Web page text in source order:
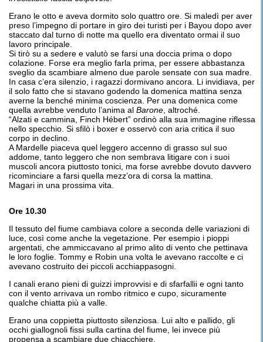
Erano le otto e aveva dormito solo quattro ore. Si maledì per aver
preso l’impegno di portare in giro dei turisti per i Bayou dopo aver
staccato dal turno di notte ma quello era diventato ormai il suo
lavoro principale.
Si tirò su a sedere e valutò se farsi una doccia prima o dopo
colazione. Forse era meglio farla prima, per essere abbastanza
sveglio da scambiare almeno due parole sensate con sua madre.
In casa c’era silenzio, i ragazzi dormivano ancora. Li invidiava, per
il solo fatto che si stavano godendo la domenica mattina senza
averne la benché minima coscienza. Per una domenica come
quella avrebbe venduto l’anima al Barone , altroché.
“Alzati e cammina, Finch Hébert” ordinò alla sua immagine riflessa
nello specchio. Si sfilò i boxer e osservò con aria critica il suo
corpo in declino.
A Mardelle piaceva quel leggero accenno di grasso sul suo
addome, tanto leggero che non sembrava litigare con i suoi
muscoli ancora piuttosto tonici, ma forse avrebbe dovuto davvero
ricominciare a farsi quella mezz’ora di corsa la mattina.
Magari in una prossima vita.
Ore 10.30
Il tessuto del fiume cambiava colore a seconda delle variazioni di
luce, così come anche la vegetazione. Per esempio i pioppi
argentati, che ammiccavano al primo alito di vento che pettinava
le loro foglie. Tommy e Robin una volta le avevano raccolte e ci
avevano costruito dei piccoli acchiappasogni.
I canali erano pieni di guizzi improvvisi e di sfarfallii e ogni tanto
con il vento arrivava un rombo ritmico e cupo, sicuramente
qualche chiatta più a valle.
Erano una coppietta piuttosto silenziosa. Lui alto e pallido, gli
occhi giallognoli fissi sulla cartina del fiume, lei invece più
propensa a scambiare due chiacchiere.